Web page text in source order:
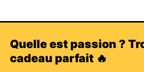
Quelle est passion ?
cadeau parfait 🔥